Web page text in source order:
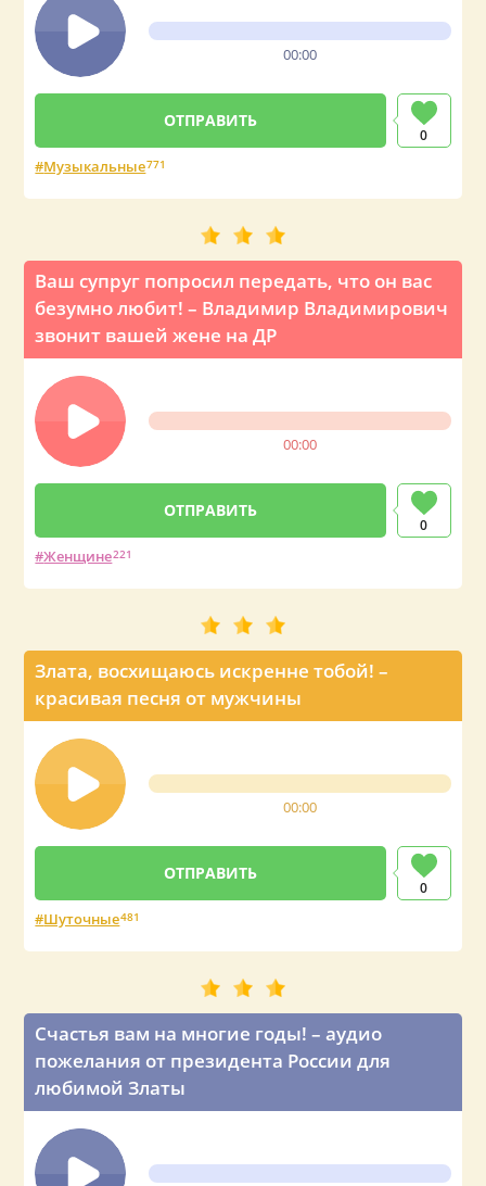
00:00
0
Музыкальные771
Ваш супруг попросил передать, что он вас
безумно любит! – Владимир Владимирович
звонит вашей жене на ДР
00:00
0
Женщине221
Злата, восхищаюсь искренне тобой! –
красивая песня от мужчины
00:00
0
Шуточные481
Счастья вам на многие годы! – аудио
пожелания от президента России для
любимой Златы